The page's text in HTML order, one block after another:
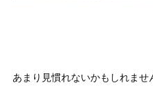
あまり見慣れないかもしれませ